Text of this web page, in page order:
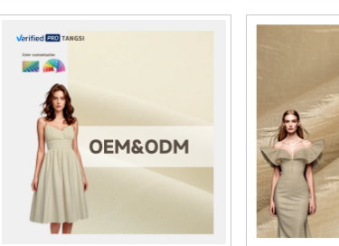
cele mai bune calități ale poliesterului cu fibre
catifelarea sau caracterul ecologic, păstrând
de poliester prin utilizarea de materiale
TEX, garantează faptul că textilele noastre din
Noastre din Poliester